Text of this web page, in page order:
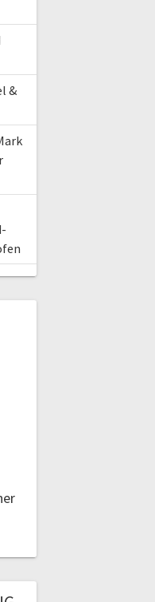
&